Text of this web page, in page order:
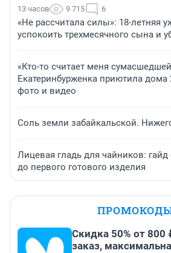
13 часов 9 715 6
«Не рассчитала силы»: 18-летняя
успокоить трехмесячного сына и
«Кто-то считает меня
Екатеринбурженка приютила
фото и видео
Соль земли забайкальской.
Лицевая гладь для чайников: гайд
до первого готового изделия
Скидка 50% от 800
заказ,